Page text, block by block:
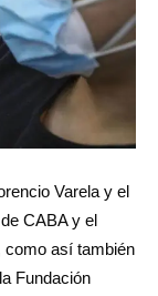
Varela y el
CABA y el
como así también
Fundación